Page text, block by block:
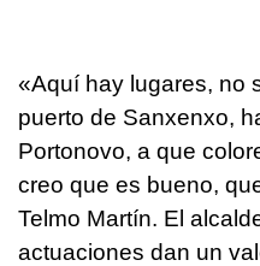
«Aquí hay lugares, no
puerto de Sanxenxo,
Portonovo, a que
creo que es bueno,
Telmo Martín. El
actuaciones dan un